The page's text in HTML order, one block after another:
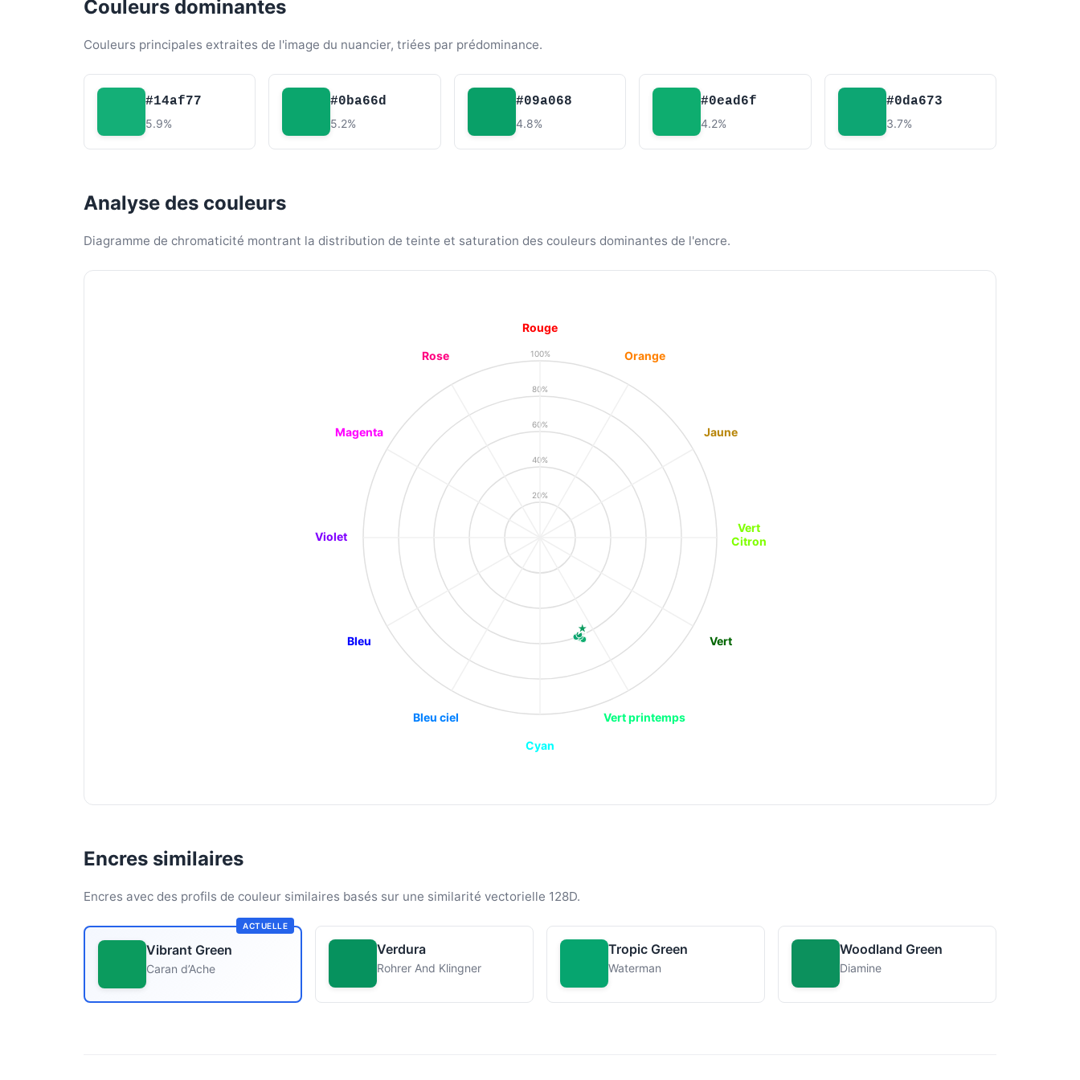
Couleurs dominantes
Couleurs principales extraites de l'image du nuancier, triées par prédominance.
#14af77
5.9%
#0ba66d
5.2%
#09a068
4.8%
#0ead6f
4.2%
#0da673
3.7%
Analyse des couleurs
Diagramme de chromaticité montrant la distribution de teinte et saturation des couleurs dominantes de l'encre.
20%
40%
60%
80%
100%
Rouge
Orange
Jaune
Vert
Citron
Vert
Vert printemps
Cyan
Bleu ciel
Bleu
Violet
Magenta
Rose
Encres similaires
Encres avec des profils de couleur similaires basés sur une similarité vectorielle 128D.
ACTUELLE
Vibrant Green
Caran d’Ache
Verdura
Rohrer And Klingner
Tropic Green
Waterman
Woodland Green
Diamine